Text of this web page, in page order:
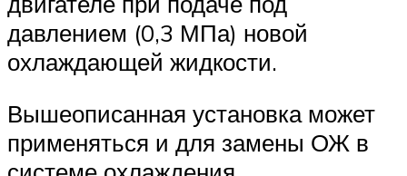
давлением (0,3 МПа) новой
охлаждающей жидкости.
Вышеописанная установка может
применяться и для замены ОЖ в